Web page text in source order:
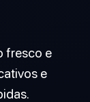
fresco e
e